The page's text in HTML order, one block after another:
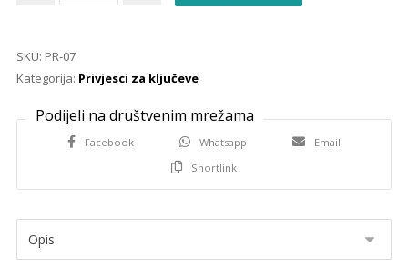
SKU: PR-07
Kategorija: Privjesci za ključeve
Facebook Whatsapp
Email
Shortlink